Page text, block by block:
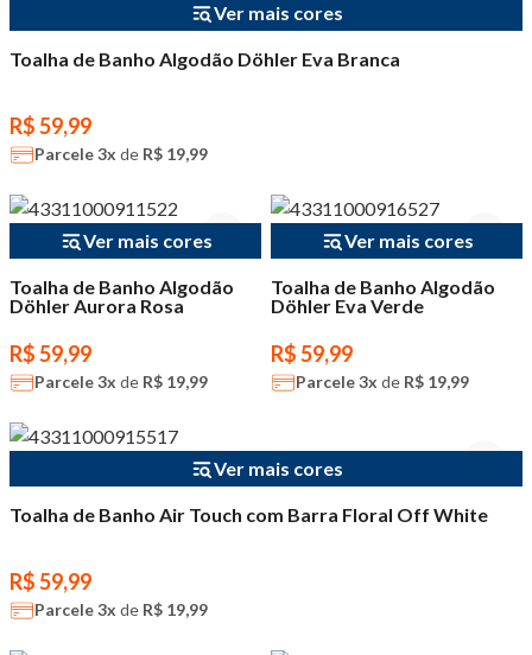
Ver mais cores
Toalha de Banho Algodão Döhler Eva Branca
R$ 59,99
Parcele3x de R$ 19,99
Ver mais cores
Toalha de Banho Algodão
Döhler Aurora Rosa
R$ 59,99
Parcele3x de R$ 19,99
Ver mais cores
Toalha de Banho Algodão
Döhler Eva Verde
R$ 59,99
Parcele3x de R$ 19,99
Ver mais cores
Toalha de Banho Air Touch com Barra Floral Off White
R$ 59,99
Parcele3x de R$ 19,99